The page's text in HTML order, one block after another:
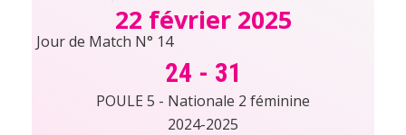
22 février 2025
Jour de Match N° 14
24 - 31
POULE 5 - Nationale 2 féminine
2024-2025